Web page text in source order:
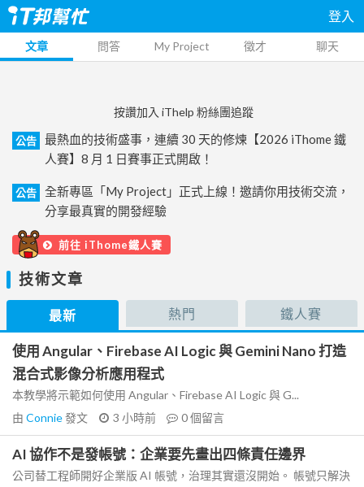
登入
文章 問答 My Project 徵才 聊天
按讚加入 iThelp 粉絲團追蹤
公告
最熱血的技術盛事，連續 30 天的修煉【2026 iThome 鐵
人賽】8 月 1 日賽事正式開啟！
公告
全新專區「My Project」正式上線！邀請你用技術交流，
分享最真實的開發經驗
前往 iThome鐵人賽
技術文章
最新 熱門 鐵人賽
使用 Angular、Firebase AI Logic 與 Gemini Nano 打造
混合式影像分析應用程式
本教學將示範如何使用 Angular、Firebase AI Logic 與 G...
由 Connie發文 3 小時前 0個留言
AI 協作不是發帳號：企業要先畫出四條責任邊界
公司替工程師開好企業版 AI 帳號，治理其實還沒開始。 帳號只解決